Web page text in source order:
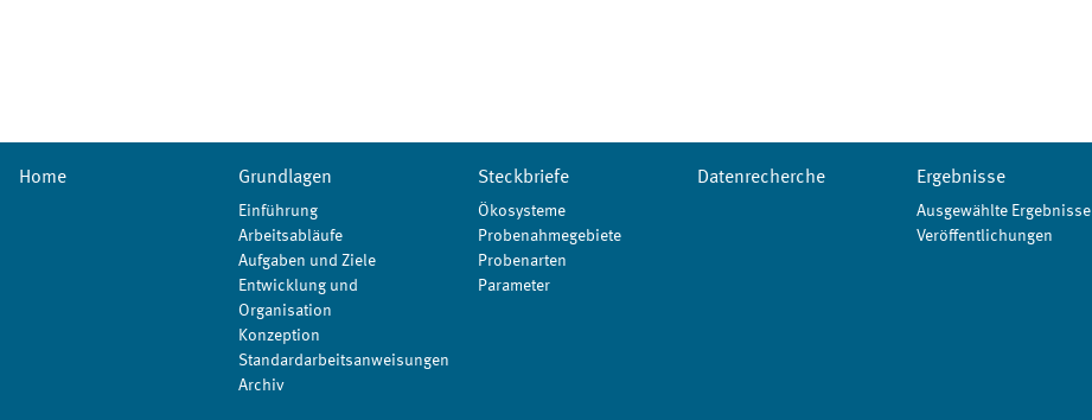
Home Grundlagen
Einführung
Arbeitsabläufe
Aufgaben und Ziele
Entwicklung und
Organisation
Konzeption
Standardarbeitsanweisungen
Archiv
Steckbriefe
Ökosysteme
Probenahmegebiete
Probenarten
Parameter
Datenrecherche Ergebnisse
Ausgewählte Ergebnisse
Veröffentlichungen